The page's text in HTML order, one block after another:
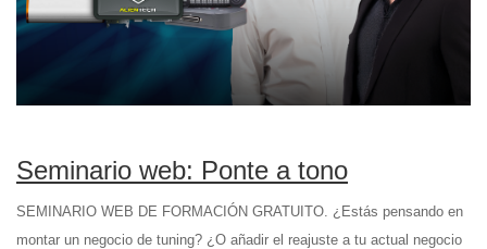
Seminario web: Ponte a tono
SEMINARIO WEB DE FORMACIÓN GRATUITO. ¿Estás pensando en
montar un negocio de tuning? ¿O añadir el reajuste a tu actual negocio